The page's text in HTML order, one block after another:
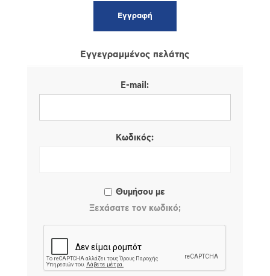
Εγγεγραμμένος πελάτης
E-mail:
Κωδικός:
Θυμήσου με
Ξεχάσατε τον κωδικό;